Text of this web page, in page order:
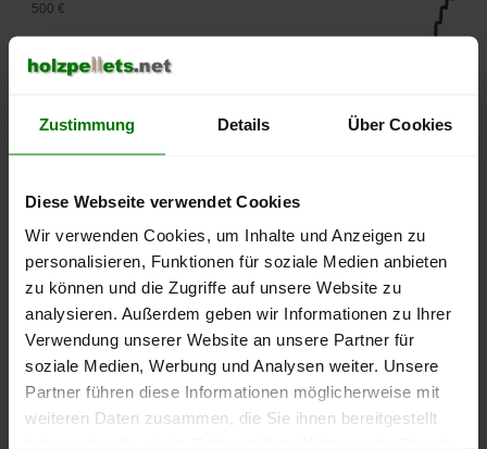
Zustimmung Details Über Cookies
Diese Webseite verwendet Cookies
Wir verwenden Cookies, um Inhalte und Anzeigen zu
personalisieren, Funktionen für soziale Medien anbieten
zu können und die Zugriffe auf unsere Website zu
analysieren. Außerdem geben wir Informationen zu Ihrer
Verwendung unserer Website an unsere Partner für
soziale Medien, Werbung und Analysen weiter. Unsere
Partner führen diese Informationen möglicherweise mit
weiteren Daten zusammen, die Sie ihnen bereitgestellt
lose Ware
2025
2026
2026
250 €
300 €
350 €
450 €
500 €
Die aktuelle Preisentwicklung für Holzpellets in Deutschland
können Sie jederzeit auf unsererPelletspreise-Seite
nachvollziehen.